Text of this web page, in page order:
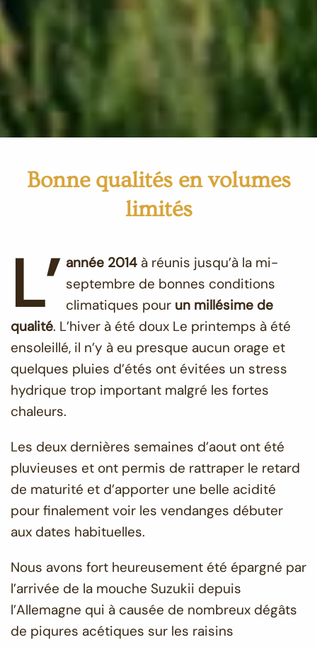
Bonne qualités en volumes
limités
L’ année 2014 à réunis jusqu’à la mi-
septembre de bonnes conditions
climatiques pour un millésime de
qualité. L’hiver à été doux Le printemps à été
ensoleillé, il n’y à eu presque aucun orage et
quelques pluies d’étés ont évitées un stress
hydrique trop important malgré les fortes
chaleurs.
Les deux dernières semaines d’aout ont été
pluvieuses et ont permis de rattraper le retard
de maturité et d’apporter une belle acidité
pour finalement voir les vendanges débuter
aux dates habituelles.
Nous avons fort heureusement été épargné par
l’arrivée de la mouche Suzukii depuis
l’Allemagne qui à causée de nombreux dégâts
de piqures acétiques sur les raisins